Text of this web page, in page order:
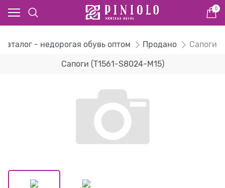
0
Каталог - недорогая обувь оптом Продано Сапоги
Сапоги (T1561-S8024-M15)